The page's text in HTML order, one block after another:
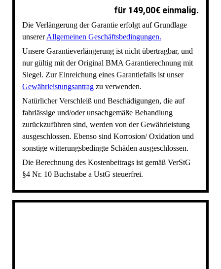
für 149,00€ einmalig.
Die Verlängerung der Garantie erfolgt auf Grundlage
unsererAllgemeinen Geschäftsbedingungen.
Unsere Garantieverlängerung ist nicht übertragbar, und
nur gültig mit der Original BMA Garantierechnung mit
Siegel. Zur Einreichung eines Garantiefalls ist unser
Gewährleistungsantragzu verwenden.
Natürlicher Verschleiß und Beschädigungen, die auf
fahrlässige und/oder unsachgemäße Behandlung
zurückzuführen sind, werden von der Gewährleistung
ausgeschlossen. Ebenso sind Korrosion/ Oxidation und
sonstige witterungsbedingte Schäden ausgeschlossen.
Die Berechnung des Kostenbeitrags ist gemäß VerStG
§4 Nr. 10 Buchstabe a UstG steuerfrei.